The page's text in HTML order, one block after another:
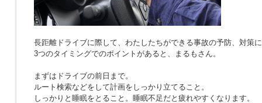
長距離ドライブに際して、わたしたちができる事故の予防、対策
3つのタイミングでのポイントがあると、まるもさん。
まずはドライブの前日まで。
ルート検索などをして計画をしっかり立てること。
しっかりと睡眠をとること。睡眠不足だと疲れやすくなります。